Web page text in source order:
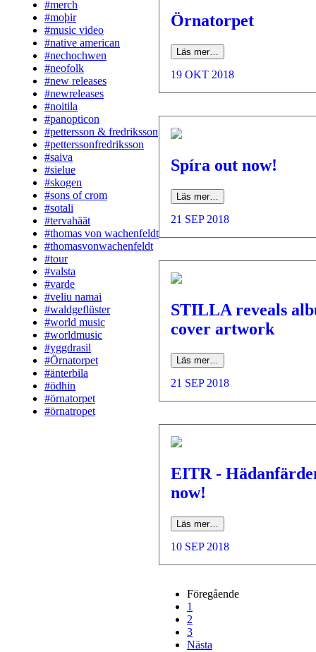
#merch
#moþir
#music video
#native american
#nechochwen
#neofolk
#new releases
#newreleases
#noitila
#panopticon
#pettersson & fredriksson
#petterssonfredriksson
#saiva
#sielue
#skogen
#sons of crom
#sotali
#tervahäät
#thomas von wachenfeldt
#thomasvonwachenfeldt
#tour
#valsta
#varde
#veliu namai
#waldgeflüster
#world music
#worldmusic
#yggdrasil
#Örnatorpet
#änterbila
#ödhin
#örnatorpet
#örnatropet
Örnatorpet
Läs mer…
19 OKT 2018
Spíra out now!
Läs mer…
21 SEP 2018
STILLA reveals
cover artwork
Läs mer…
21 SEP 2018
EITR -
now!
Läs mer…
10 SEP 2018
Föregående
1
2
3
Nästa